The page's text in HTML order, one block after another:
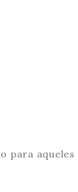
para aqueles